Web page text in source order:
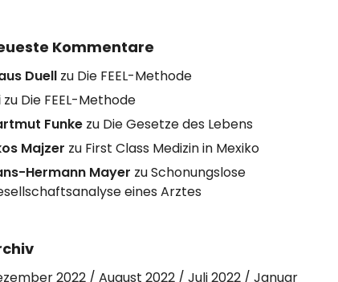
Kommentare
Duell zu Die FEEL-Methode
zu Die FEEL-Methode
Funke zu Die Gesetze des Lebens
Majzer zu First Class Medizin in Mexiko
Hermann Mayer zuSchonungslose
eines Arztes
2022 August 2022 Juli 2022
Januar